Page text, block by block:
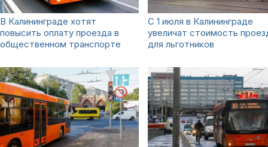
В Калининграде хотят
повысить оплату проезда в
общественном транспорте
С 1 июля в Калининграде
увеличат стоимость
для льготников